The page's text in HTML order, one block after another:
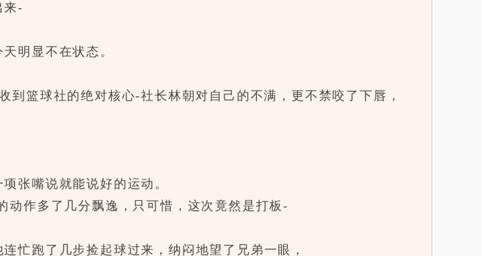
来-
明显不在状态。
篮球社的绝对核心-社长林朝对自己的不满，更不禁咬了下唇，
张嘴说就能说好的运动。
作多了几分飘逸，只可惜，这次竟然是打板-
跑了几步捡起球过来，纳闷地望了兄弟一眼，